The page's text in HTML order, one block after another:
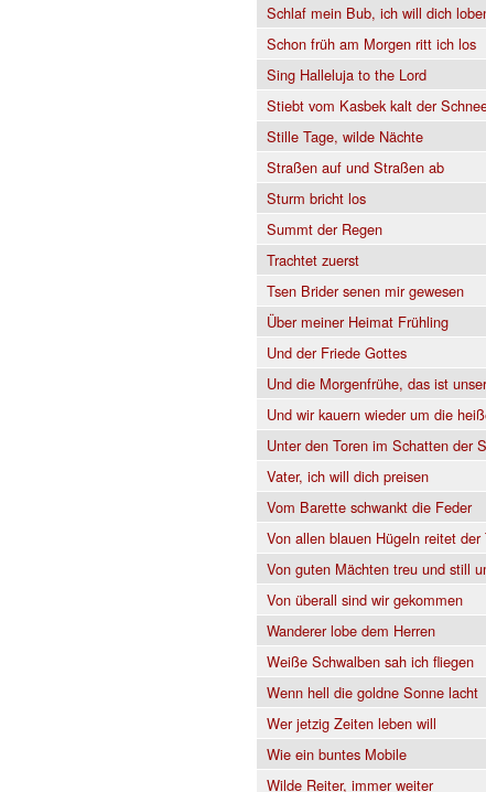
Schlaf mein Bub, ich will dich
Schon früh am Morgen ritt ich los
Sing Halleluja to the Lord
Stiebt vom Kasbek kalt der
Stille Tage, wilde Nächte
Straßen auf und Straßen ab
Sturm bricht los
Summt der Regen
Trachtet zuerst
Tsen Brider senen mir gewesen
Über meiner Heimat Frühling
Und der Friede Gottes
Und die Morgenfrühe, das ist
Und wir kauern wieder um die
Unter den Toren im Schatten der
Vater, ich will dich preisen
Vom Barette schwankt die Feder
Von allen blauen Hügeln reitet der
Von guten Mächten treu und still
Von überall sind wir gekommen
Wanderer lobe dem Herren
Weiße Schwalben sah ich fliegen
Wenn hell die goldne Sonne lacht
Wer jetzig Zeiten leben will
Wie ein buntes Mobile
Wilde Reiter, immer weiter